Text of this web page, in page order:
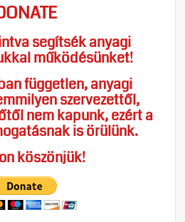
segítsék anyagi
működésünket!
független, anyagi
szervezettől,
nem kapunk, ezért a
is örülünk.
köszönjük!